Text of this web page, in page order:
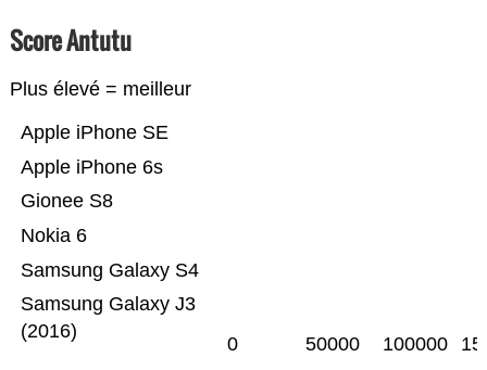
Score Antutu
Plus élevé = meilleur
Samsung Galaxy J3
(2016)
Samsung Galaxy S4
Nokia 6
Gionee S8
Apple iPhone 6s
Apple iPhone SE
0 50000 100000